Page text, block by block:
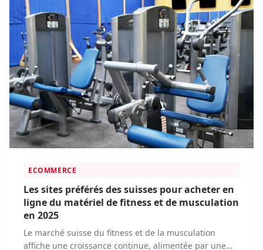
grande commodité.
ECOMMERCE
Les sites préférés des suisses pour acheter en
ligne du matériel de fitness et de musculation
en 2025
Le marché suisse du fitness et de la musculation
affiche une croissance continue, alimentée par une